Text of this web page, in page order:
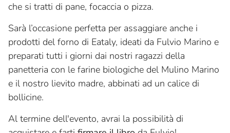
che si tratti di pane, focaccia o pizza.
Sarà l’occasione perfetta per assaggiare anche i
prodotti del forno di Eataly, ideati da Fulvio Marino e
preparati tutti i giorni dai nostri ragazzi della
panetteria con le farine biologiche del Mulino Marino
e il nostro lievito madre, abbinati ad un calice di
bollicine.
Al termine dell'evento, avrai la possibilità di